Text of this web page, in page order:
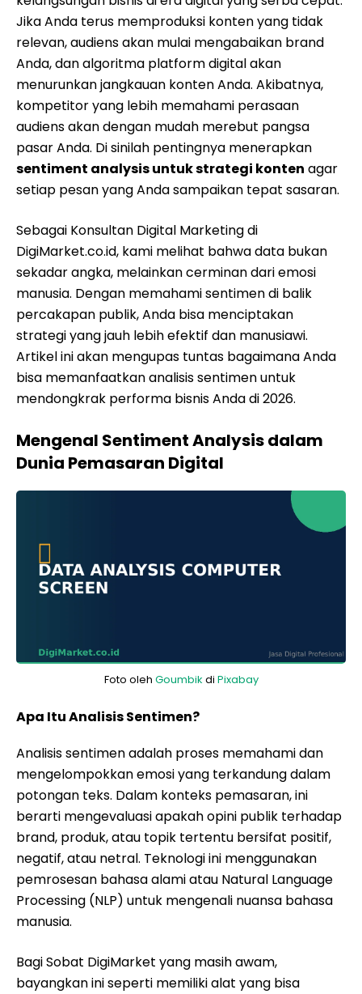
Jika Anda terus memproduksi konten yang tidak
relevan, audiens akan mulai mengabaikan brand
Anda, dan algoritma platform digital akan
menurunkan jangkauan konten Anda. Akibatnya,
kompetitor yang lebih memahami perasaan
audiens akan dengan mudah merebut pangsa
pasar Anda. Di sinilah pentingnya menerapkan
sentiment analysis untuk strategi konten agar
setiap pesan yang Anda sampaikan tepat sasaran.
Sebagai Konsultan Digital Marketing di
DigiMarket.co.id, kami melihat bahwa data bukan
sekadar angka, melainkan cerminan dari emosi
manusia. Dengan memahami sentimen di balik
percakapan publik, Anda bisa menciptakan
strategi yang jauh lebih efektif dan manusiawi.
Artikel ini akan mengupas tuntas bagaimana Anda
bisa memanfaatkan analisis sentimen untuk
mendongkrak performa bisnis Anda di 2026.
Mengenal Sentiment Analysis dalam
Dunia Pemasaran Digital
Foto oleh Goumbik di Pixabay
Apa Itu Analisis Sentimen?
Analisis sentimen adalah proses memahami dan
mengelompokkan emosi yang terkandung dalam
potongan teks. Dalam konteks pemasaran, ini
berarti mengevaluasi apakah opini publik terhadap
brand, produk, atau topik tertentu bersifat positif,
negatif, atau netral. Teknologi ini menggunakan
pemrosesan bahasa alami atau Natural Language
Processing (NLP) untuk mengenali nuansa bahasa
manusia.
Bagi Sobat DigiMarket yang masih awam,
bayangkan ini seperti memiliki alat yang bisa